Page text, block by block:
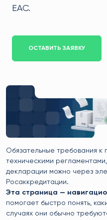
EAC.
ОСТАВИТЬ ЗАЯВКУ
Обязательные требования к
техническими
декларации можно через
Росаккредитации.
Эта страница —
помогает быстро понять,
случаях они обычно